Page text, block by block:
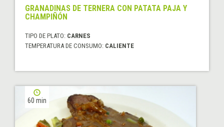
GRANADINAS DE TERNERA CON PATATA PAJA Y
CHAMPIÑÓN
TIPO DE PLATO: CARNES
TEMPERATURA DE CONSUMO: CALIENTE
60 min